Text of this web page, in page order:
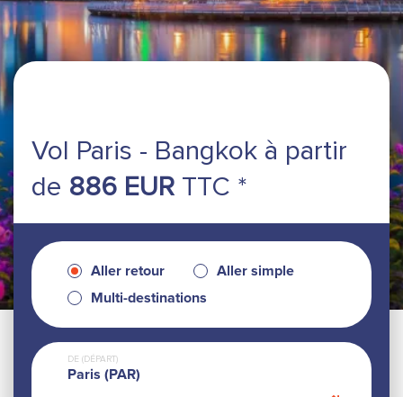
Vol Paris - Bangkok à partir
de 886 EUR TTC *
Aller retour
Aller simple
Multi-destinations
DE (DÉPART)
Paris (PAR)